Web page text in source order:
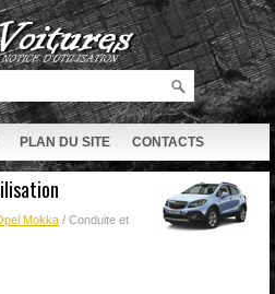
PLAN DU SITE CONTACTS
Mokka / Conduite et